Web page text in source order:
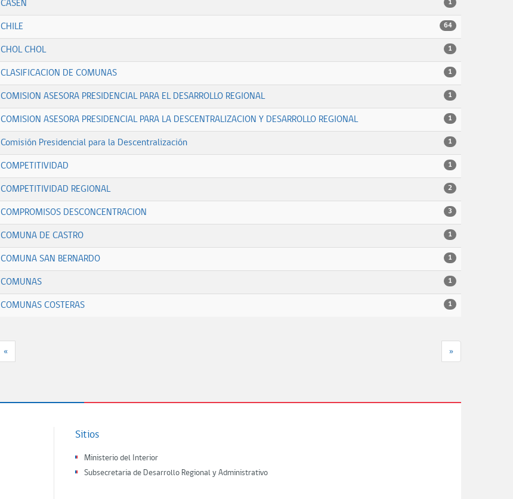
CASEN 1
CHILE 64
CHOL CHOL 1
CLASIFICACION DE COMUNAS 1
COMISION ASESORA PRESIDENCIAL PARA EL DESARROLLO REGIONAL 1
COMISION ASESORA PRESIDENCIAL PARA LA DESCENTRALIZACION Y DESARROLLO REGIONAL 1
Comisión Presidencial para la Descentralización 1
COMPETITIVIDAD 1
COMPETITIVIDAD REGIONAL 2
COMPROMISOS DESCONCENTRACION 3
COMUNA DE CASTRO 1
COMUNA SAN BERNARDO 1
COMUNAS 1
COMUNAS COSTERAS 1
« »
Sitios
Ministerio del Interior
Subsecretaria de Desarrollo Regional y Administrativo